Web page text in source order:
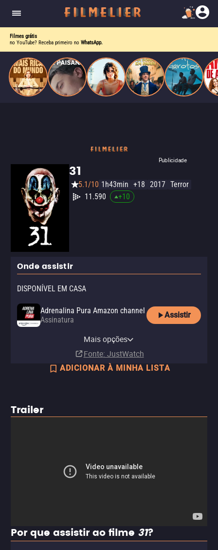
Filmes grátis
no YouTube? Receba primeiro no WhatsApp.
Publicidade
31
5.1/10 1h43min +18 2017 Terror
11.590
+10
Onde assistir
DISPONÍVEL EM CASA
Adrenalina Pura Amazon channel
Assinatura
Assistir
Adrenalina Pura Apple TV
R$ 19,90
Mais opções
Fonte: JustWatch
ADICIONAR À MINHA LISTA
Trailer
Por que assistir ao filme 31?
do
Mundo